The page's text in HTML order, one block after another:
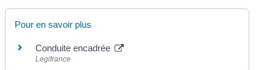
Pour en savoir plus
Conduite encadrée
Legifrance